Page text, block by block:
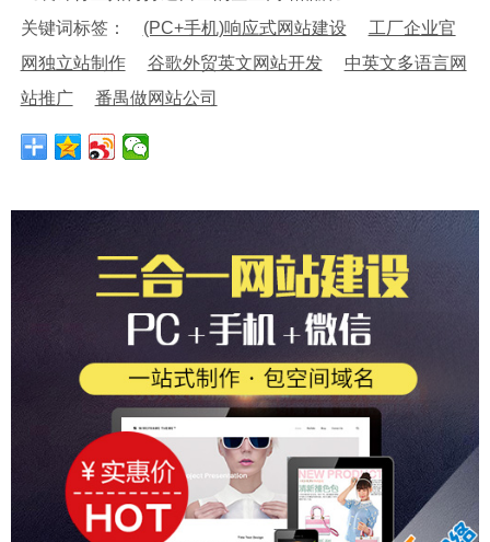
关键词标签：
(PC+手机)响应式网站建设
工厂企业官
网独立站制作
谷歌外贸英文网站开发
中英文多语言网
站推广
番禺做网站公司